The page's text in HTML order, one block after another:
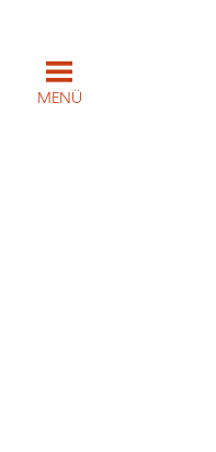
MENÜ